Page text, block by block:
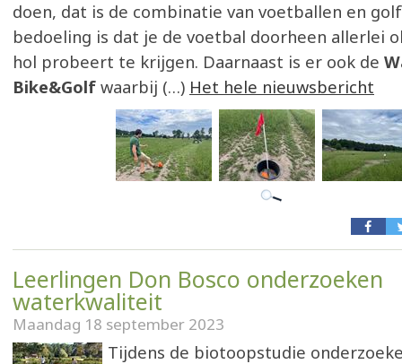
doen, dat is de combinatie van voetballen en
bedoeling is dat je de voetbal doorheen allerlei
hol probeert te krijgen. Daarnaast is er ook de
Bike&Golf waarbij (…) Het hele nieuwsbericht
Leerlingen Don Bosco onderzoeken
waterkwaliteit
Maandag 18 september 2023
Tijdens de biotoopstudie